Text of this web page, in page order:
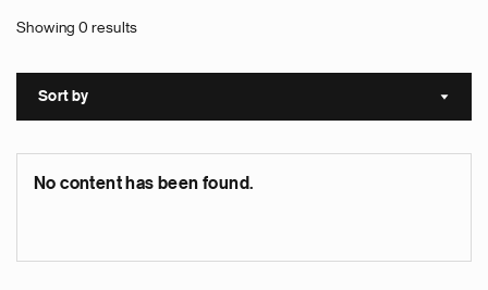
Showing 0 results
Sort by Sort
No content has been found.